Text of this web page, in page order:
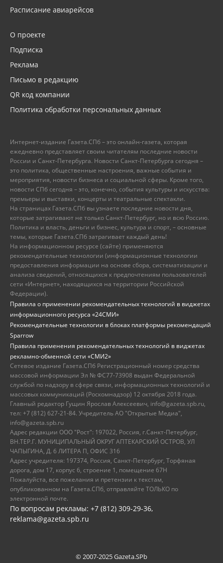
Расписание авиарейсов
О проекте
Подписка
Реклама
Письмо в редакцию
QR код компании
Политика обработки персональных данных
Интернет-издание Газета.СПб – это онлайн-газета, которая
ежедневно представляет своим читателям последние новости
России и Санкт-Петербурга. Новости Санкт-Петербурга сегодня –
это политика, общественные настроения, важные события и
мероприятия, новости бизнеса и социальной сферы. Кроме того,
новости СПб сегодня – это, конечно, события культуры и искусства:
премьеры и выставки, концерты и театральные спектакли.
На страницах Газета.СПб вы узнаете последние новости дня,
которые затрагивают не только Санкт-Петербург, но и всю Россию.
Политика и власть, деньги и бизнес, культура и спорт, – основные
темы, которые Газета.СПб затрагивает каждый день!
На информационном ресурсе (сайте) применяются
рекомендательные технологии (информационные технологии
предоставления информации на основе сбора, систематизации и
анализа сведений, относящихся к предпочтениям пользователей
сети «Интернет», находящихся на территории Российской
Федерации).
Правила о применении рекомендательных технологий в виджетах
информационного ресурса «24СМИ»
Рекомендательные технологии в блоках платформы рекомендаций
Sparrow
Правила применения рекомендательных технологий в виджетах
рекламно-обменной сети «СМИ2»
Сетевое издание Газета.СПб Регистрационный номер средства
массовой информации Эл № ФС77-73908 выдан Федеральной
службой по надзору в сфере связи, информационных технологий и
массовых коммуникаций (Роскомнадзор) 12 октября 2018 года.
Главный редактор Гущин Ярослав Алексеевич, info@gazeta.spb.ru,
тел: +7 (812) 627-21-84. Учредитель АО "Открытые Медиа",
info@gazeta.spb.ru
Адрес редакции ООО "Рост": 197022, Россия, г.Санкт-Петербург,
ВН.ТЕР.Г. МУНИЦИПАЛЬНЫЙ ОКРУГ АПТЕКАРСКИЙ ОСТРОВ, УЛ
ЧАПЫГИНА, Д. 6 ЛИТЕРА П, ОФИС 316
Адрес учредителя: 197374, Россия, Санкт-Петербург, Торфяная
дорога, дом 17, корпус 6, строение 1, помещение 67Н
Пожалуйста, все пожелания и претензии к текстам,
опубликованном на Газета.СПб, отправляйте ТОЛЬКО по
электронной почте.
По вопросам рекламы: +7 (812) 309-29-36,
reklama@gazeta.spb.ru
© 2007-2025 Gazeta.SPb